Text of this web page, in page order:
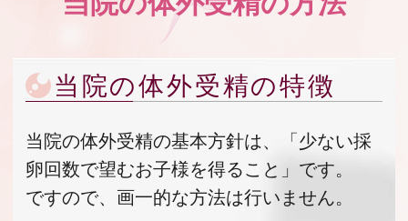
当院の体外受精の特徴
当院の体外受精の基本方針は、「少ない採
卵回数で望むお子様を得ること」です。
ですので、画一的な方法は行いません。